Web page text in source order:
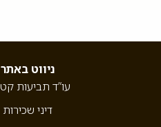
ניווט באתר
עו”ד תביעות
דיני שכירות